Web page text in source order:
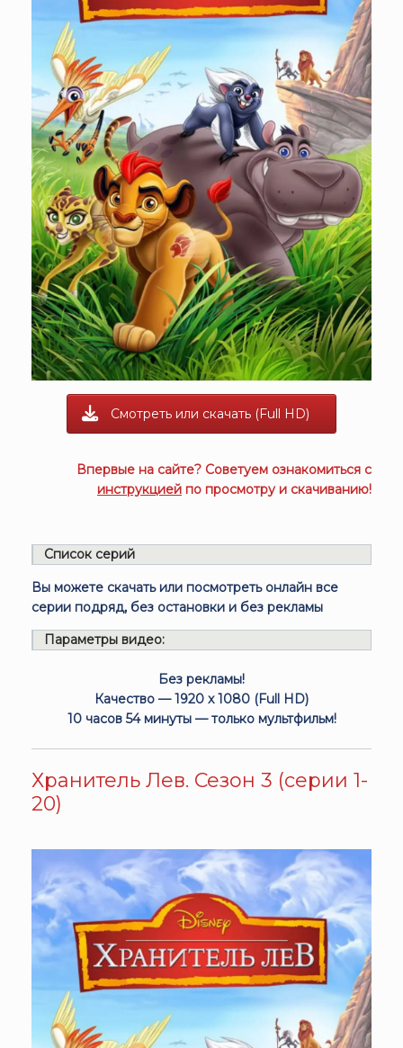
Смотреть или скачать (Full HD)
Впервые на сайте? Советуем ознакомиться с
инструкцией по просмотру и скачиванию!
Список серий
Вы можете скачать или посмотреть онлайн все
серии подряд, без остановки и без рекламы
Параметры видео:
Без рекламы!
Качество — 1920 x 1080 (Full HD)
10 часов 54 минуты — только мультфильм!
Хранитель Лев. Сезон 3 (серии 1-
20)